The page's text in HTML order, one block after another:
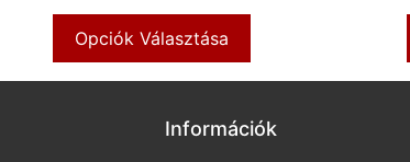
Opciók Választása
Információk